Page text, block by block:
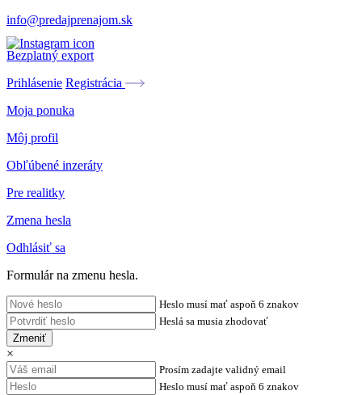
info@predajprenajom.sk
Bezplatný export
Prihlásenie Registrácia
Moja ponuka
Môj profil
Obľúbené inzeráty
Pre realitky
Zmena hesla
Odhlásiť sa
Formulár na zmenu hesla.
Heslo musí mať aspoň 6 znakov
Heslá sa musia zhodovať
Zmeniť
×
Prosím zadajte validný email
Heslo musí mať aspoň 6 znakov